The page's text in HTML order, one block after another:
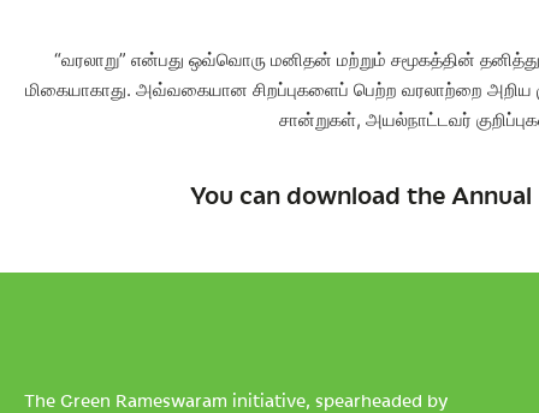
“வரலாறு” என்பது ஒவ்வொரு மனிதன் மற்றும் சமூகத்தின்
மிகையாகாது. அவ்வகையான சிறப்புகளைப் பெற்ற வரலாற்றை
சான்றுகள், அயல்நாட்டவர்
You can download the
The Green Rameswaram initiative, spearheaded by